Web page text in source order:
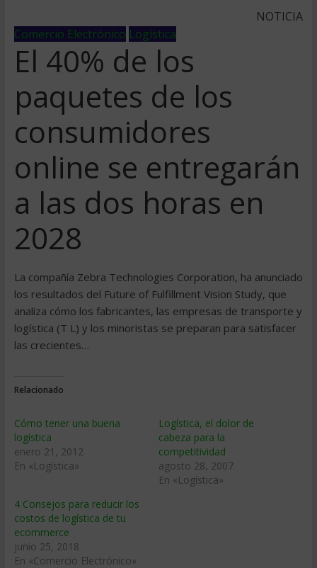
NOTICIA
Comercio Electrónico Logística
El 40% de los
paquetes de los
consumidores
online se entregarán
a las dos horas en
2028
La compañía Zebra Technologies Corporation, ha anunciado
los resultados del Future of Fulfillment Vision Study, que
analiza cómo los fabricantes, las empresas de transporte y
logística (T L) y los minoristas se preparan para satisfacer
las crecientes…
Relacionado
Cómo tener una buena
logística
enero 21, 2012
En «Logística»
Logística, el dolor de
cabeza para la
competitividad
agosto 28, 2007
En «Logística»
4 Consejos para reducir los
costos de logística de tu
ecommerce
junio 25, 2018
En «Comercio Electrónico»